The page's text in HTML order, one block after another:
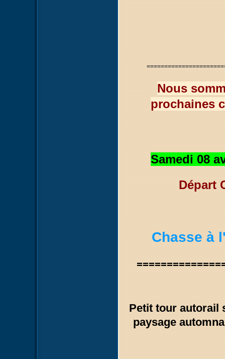
Nous
prochaines
Samedi 08
Départ
Chasse à
Petit tour autorail
paysage